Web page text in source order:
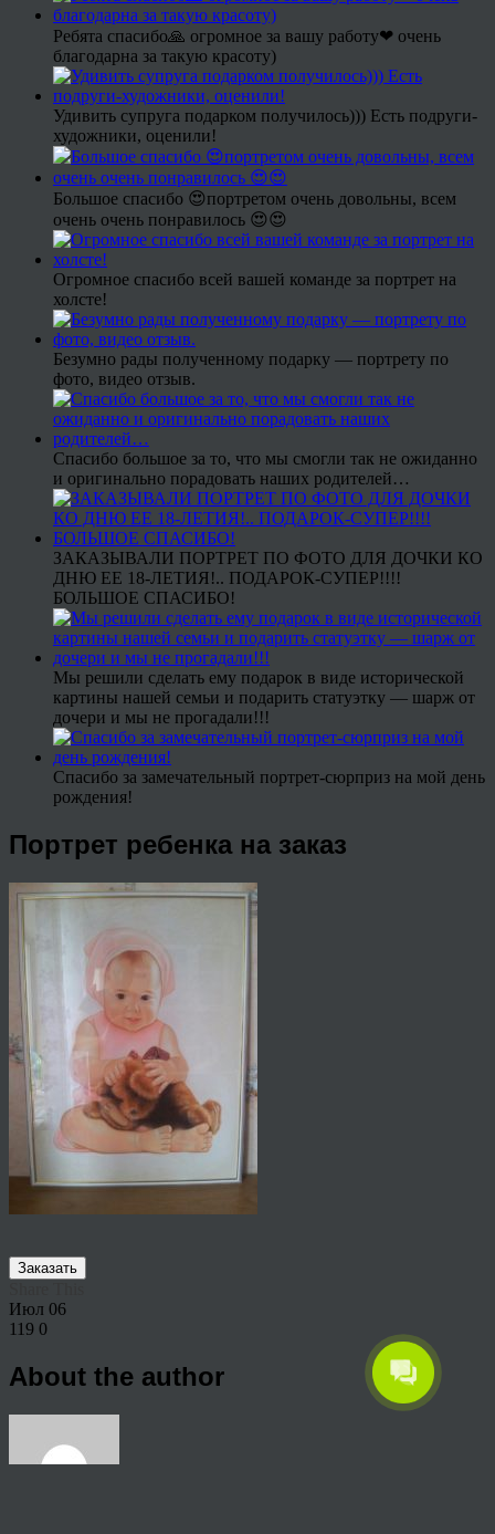
Ребята спасибо🙏 огромное за вашу работу❤ очень
благодарна за такую красоту)
Удивить супруга подарком получилось))) Есть подруги-
художники, оценили!
Большое спасибо 😍портретом очень довольны, всем
очень очень понравилось 😍😍
Огромное спасибо всей вашей команде за портрет на
холсте!
Безумно рады полученному подарку — портрету по
фото, видео отзыв.
Спасибо большое за то, что мы смогли так не ожиданно
и оригинально порадовать наших родителей…
ЗАКАЗЫВАЛИ ПОРТРЕТ ПО ФОТО ДЛЯ ДОЧКИ КО
ДНЮ ЕЕ 18-ЛЕТИЯ!.. ПОДАРОК-СУПЕР!!!!
БОЛЬШОЕ СПАСИБО!
Мы решили сделать ему подарок в виде исторической
картины нашей семьи и подарить статуэтку — шарж от
дочери и мы не прогадали!!!
Спасибо за замечательный портрет-сюрприз на мой день
рождения!
Портрет ребенка на заказ
Заказать
Июл 06
119 0
About the author